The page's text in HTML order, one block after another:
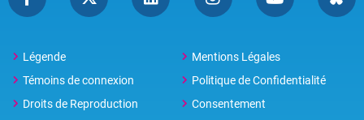
Légende
Mentions Légales
Témoins de connexion
Politique de Confidentialité
Droits de Reproduction
Consentement